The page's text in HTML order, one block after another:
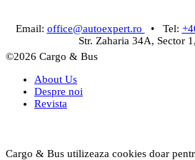
Email: office@autoexpert.ro • Tel:
Str. Zaharia 34A, Sector
©2026 Cargo & Bus
About Us
Despre noi
Revista
Cargo & Bus utilizeaza cookies doar